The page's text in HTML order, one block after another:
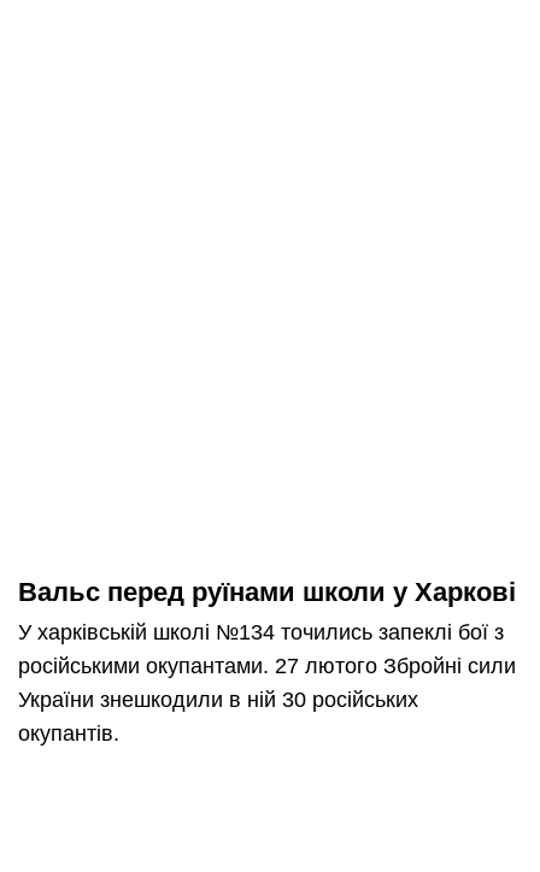
Вальс перед руїнами школи у Харкові
У харківській школі №134 точились запеклі бої з
російськими окупантами. 27 лютого Збройні сили
України знешкодили в ній 30 російських
окупантів.